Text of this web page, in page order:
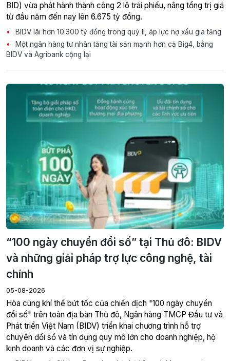
BID) vừa phát hành thành công 2 lô trái phiếu, nâng tổng trị giá
từ đầu năm đến nay lên 6.675 tỷ đồng.
BIDV lãi hơn 10.300 tỷ đồng trong quý II, áp lực nợ xấu gia tăng
Một ngân hàng tư nhân tăng tài sản mạnh hơn cả Big4, bằng
BIDV và Agribank cộng lại
“100 ngày chuyển đổi số” tại Thủ đô: BIDV
và những giải pháp trợ lực công nghệ, tài
chính
05-08-2026
Hòa cùng khí thế bứt tốc của chiến dịch "100 ngày chuyển
đổi số" trên toàn địa bàn Thủ đô, Ngân hàng TMCP Đầu tư và
Phát triển Việt Nam (BIDV) triển khai chương trình hỗ trợ
chuyển đổi số và tín dụng quy mô lớn cho doanh nghiệp, hộ
kinh doanh và các đơn vị sự nghiệp.